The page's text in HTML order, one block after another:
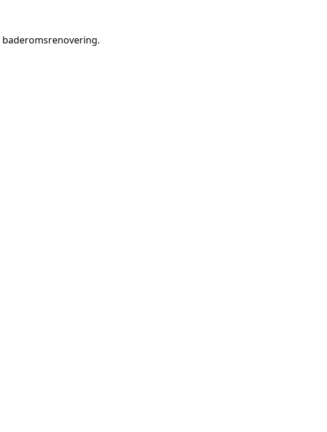
baderomsrenovering.